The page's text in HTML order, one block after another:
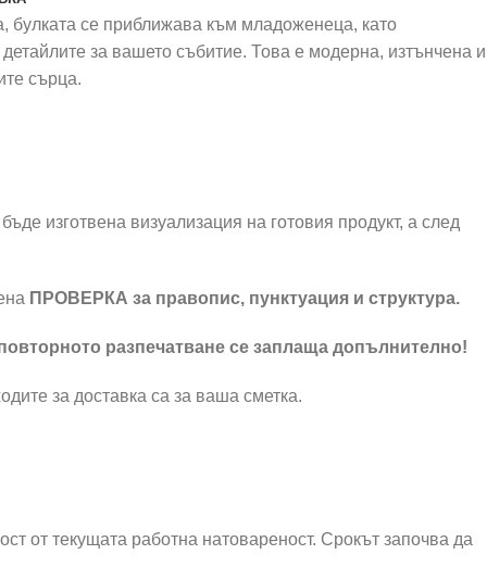
булката се приближава към младоженеца, като
за вашето събитие. Това е модерна, изтънчена и
сърца.
изготвена визуализация на готовия продукт, а след
ПРОВЕРКА за правопис, пунктуация и структура.
разпечатване се заплаща допълнително!
за доставка са за ваша сметка.
от текущата работна натовареност. Срокът започва да